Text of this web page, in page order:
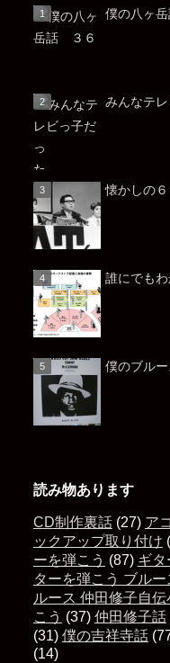
僕の八ヶ
みんな
懐かしの
誰にでも
僕のブル
読み物あります
CD制作裏話(27) ア
ックアップ取り付け
ーを弾こう (87) ギタ
ターを弾こう ブル
ルース 仲田修子自伝
こう (37) 仲田修子話
(31) 僕の吉祥寺話
(14)